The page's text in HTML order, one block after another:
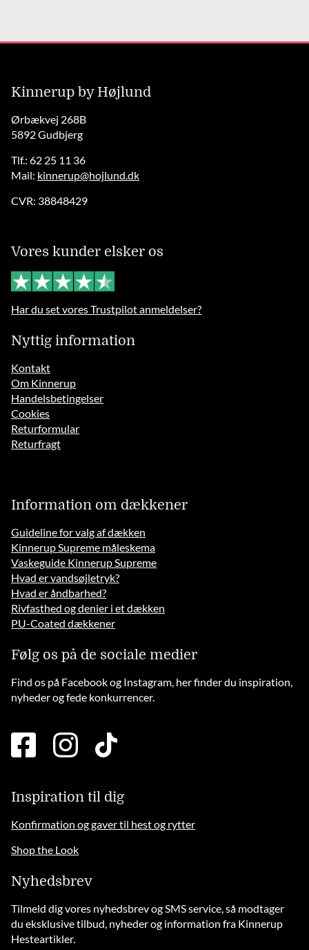
Kinnerup by Højlund
Ørbækvej 268B
5892 Gudbjerg
Tlf.: 62 25 11 36
Mail: kinnerup@hojlund.dk
CVR: 38848429
Vores kunder elsker os
Har du set vores Trustpilot anmeldelser?
Nyttig information
Kontakt
Om Kinnerup
Handelsbetingelser
Cookies
Returformular
Returfragt
Information om dækkener
Guideline for valg af dækken
Kinnerup Supreme måleskema
Vaskeguide Kinnerup Supreme
Hvad er vandsøjletryk?
Hvad er åndbarhed?
Rivfasthed og denier i et dækken
PU-Coated dækkener
Følg os på de sociale medier
Find os på Facebook og Instagram, her finder du inspiration,
nyheder og fede konkurrencer.
facebook
square
instagramtiktok
Inspiration til dig
Konfirmation og gaver til hest og rytter
Shop the Look
Nyhedsbrev
Tilmeld dig vores nyhedsbrev og SMS service, så modtager
du eksklusive tilbud, nyheder og information fra Kinnerup
Hesteartikler.